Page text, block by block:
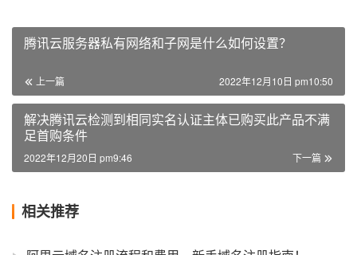
腾讯云服务器私有网络和子网是什么如何设置？
上一篇 2022年12月10日 pm10:50
解决腾讯云检测到相同实名认证主体已购买此产品不满
足首购条件
下一篇
2022年12月20日 pm9:46
相关推荐